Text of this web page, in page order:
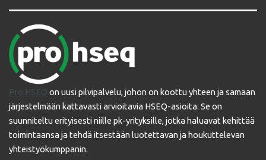
Pro HSEQ on uusi pilvipalvelu, johon on koottu yhteen ja samaan
järjestelmään kattavasti arvioitavia HSEQ-asioita. Se on
suunniteltu erityisesti niille pk-yrityksille, jotka haluavat kehittää
toimintaansa ja tehdä itsestään luotettavan ja houkuttelevan
yhteistyökumppanin.